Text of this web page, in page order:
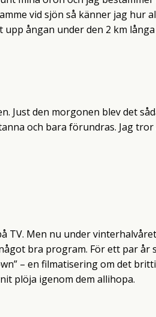
vid sjön så känner jag hur
ångan under den 2 km
Just den morgonen blev det
och bara förundras. Jag
TV. Men nu under
bra program. För ett par år
– en filmatisering om det
plöja igenom dem allihopa.